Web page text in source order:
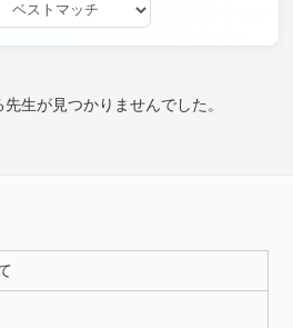
生が見つかりませんでした。
図画工作 書写